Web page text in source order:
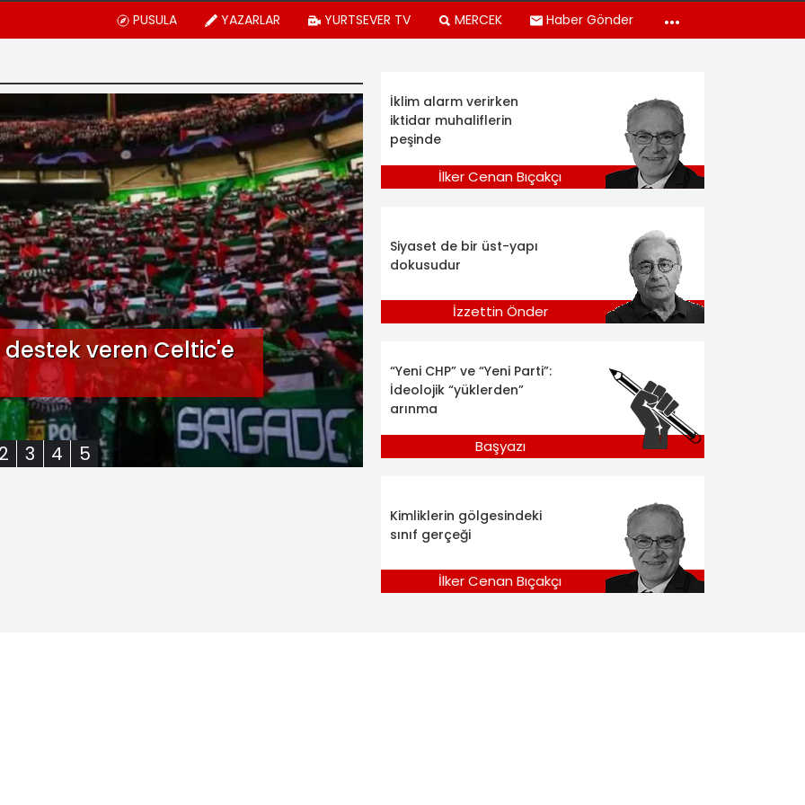
PUSULA YAZARLAR YURTSEVER TV MERCEK Haber Gönder
3 4 5
destek veren Celtic'e
İklim alarm verirken
iktidar muhaliflerin
peşinde
İlker Cenan Bıçakçı
Siyaset de bir üst-yapı
dokusudur
İzzettin Önder
“Yeni CHP” ve “Yeni Parti”:
İdeolojik “yüklerden”
arınma
Başyazı
Kimliklerin gölgesindeki
sınıf gerçeği
İlker Cenan Bıçakçı